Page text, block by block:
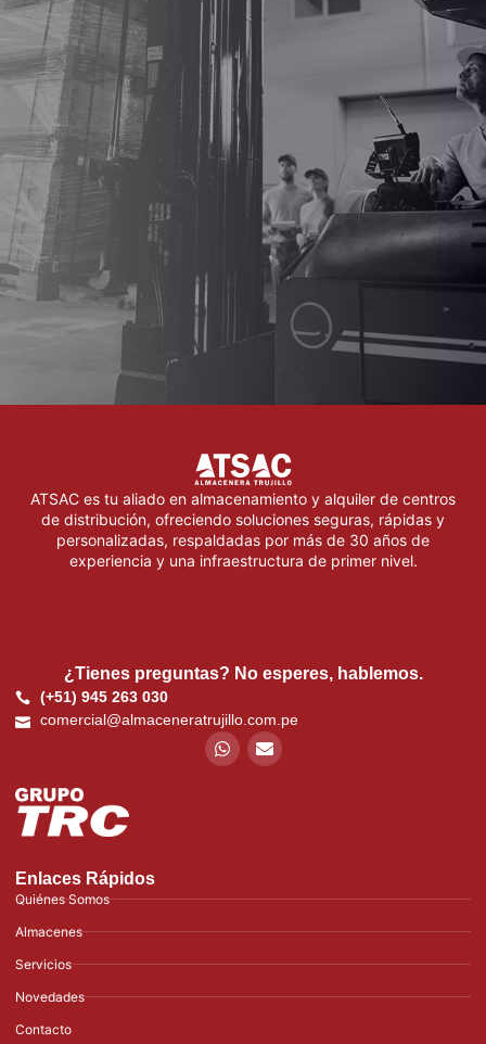
ATSAC es tu aliado en almacenamiento y alquiler de centros
de distribución, ofreciendo soluciones seguras, rápidas y
personalizadas, respaldadas por más de 30 años de
experiencia y una infraestructura de primer nivel.
¿Tienes preguntas? No esperes, hablemos.
(+51) 945 263 030
comercial@almaceneratrujillo.com.pe
Enlaces Rápidos
Quiénes Somos
Almacenes
Servicios
Novedades
Contacto